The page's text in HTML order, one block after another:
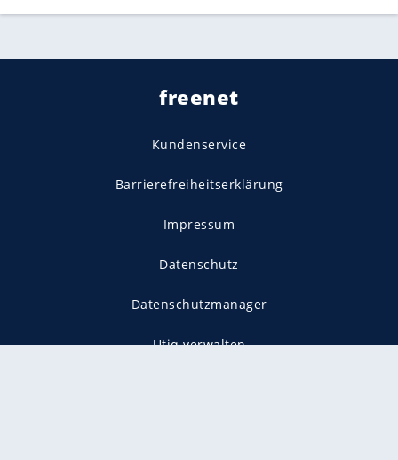
freenet
Kundenservice
Barrierefreiheitserklärung
Impressum
Datenschutz
Datenschutzmanager
Utiq verwalten